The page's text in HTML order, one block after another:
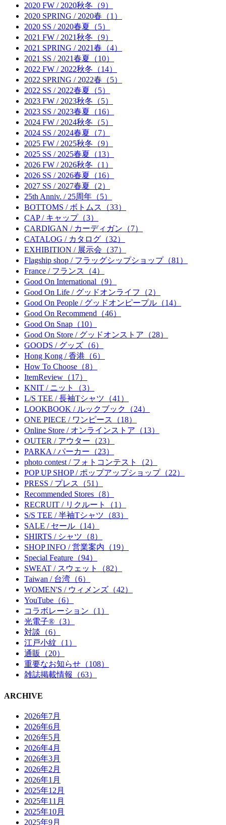
2020 FW / 2020秋冬（9）
2020 SPRING / 2020春（1）
2020 SS / 2020春夏（5）
2021 FW / 2021秋冬（9）
2021 SPRING / 2021春（4）
2021 SS / 2021春夏（10）
2022 FW / 2022秋冬（14）
2022 SPRING / 2022春（5）
2022 SS / 2022春夏（5）
2023 FW / 2023秋冬（5）
2023 SS / 2023春夏（16）
2024 FW / 2024秋冬（5）
2024 SS / 2024春夏（7）
2025 FW / 2025秋冬（9）
2025 SS / 2025春夏（13）
2026 FW / 2026秋冬（1）
2026 SS / 2026春夏（16）
2027 SS / 2027春夏（2）
25th Anniv. / 25周年（5）
BOTTOMS / ボトムス（33）
CAP / キャップ（3）
CARDIGAN / カーディガン（7）
CATALOG / カタログ（32）
EXHIBITION / 展示会（37）
Flagship shop / フラッグシップショップ（81）
France / フランス（4）
Good On International（9）
Good On Life / グッドオンライフ（2）
Good On People / グッドオンピープル（14）
Good On Recommend（46）
Good On Snap（10）
Good On Store / グッドオンストア（28）
GOODS / グッズ（6）
Hong Kong / 香港（6）
How To Choose（8）
ItemReview（17）
KNIT / ニット（3）
L/S TEE / 長袖Tシャツ（41）
LOOKBOOK / ルックブック（24）
ONE PIECE / ワンピース（18）
Online Store / オンラインストア（13）
OUTER / アウター（23）
PARKA / パーカー（23）
photo contest / フォトコンテスト（2）
POP UP SHOP / ポップアップショップ（22）
PRESS / プレス（51）
Recommended Stores（8）
RECRUIT / リクルート（1）
S/S TEE / 半袖Tシャツ（83）
SALE / セール（14）
SHIRTS / シャツ（8）
SHOP INFO / 営業案内（19）
Special Feature（94）
SWEAT / スウェット（82）
Taiwan / 台湾（6）
WOMEN'S / ウィメンズ（42）
YouTube（6）
コラボレーション（1）
光電子®（3）
対談（6）
江戸小紋（1）
通販（20）
重要なお知らせ（108）
雑誌掲載情報（63）
ARCHIVE
2026年7月
2026年6月
2026年5月
2026年4月
2026年3月
2026年2月
2026年1月
2025年12月
2025年11月
2025年10月
2025年9月